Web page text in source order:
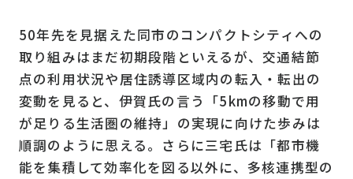
50年先を見据えた同市のコンパクトシティへの
取り組みはまだ初期段階といえるが、交通結節
点の利用状況や居住誘導区域内の転入・転出の
変動を見ると、伊賀氏の言う「5kmの移動で用
が足りる生活圏の維持」の実現に向けた歩みは
順調のように思える。さらに三宅氏は「都市機
能を集積して効率化を図る以外に、多核連携型の